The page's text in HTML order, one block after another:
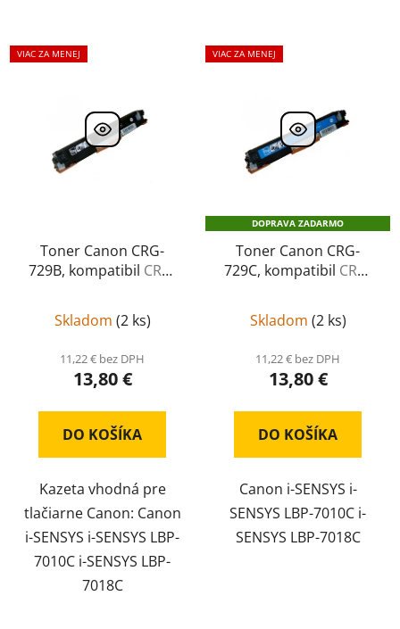
VIAC ZA MENEJ
Toner Canon CRG-
729B, kompatibil CRG-
Skladom (2 ks)
11,22 € bez DPH
13,80 €
DO KOŠÍKA
Kazeta vhodná pre
tlačiarne Canon: Canon
i-SENSYS i-SENSYS LBP-
7010C i-SENSYS LBP-
7018C
VIAC ZA MENEJ
DOPRAVA ZADARMO
Toner Canon CRG-
729C, kompatibil CRG-
Skladom (2 ks)
11,22 € bez DPH
13,80 €
DO KOŠÍKA
Canon i-SENSYS i-
SENSYS LBP-7010C i-
SENSYS LBP-7018C